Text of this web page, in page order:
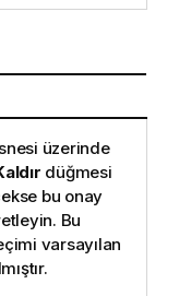
üzerinde
düğmesi
bu onay
Bu
varsayılan